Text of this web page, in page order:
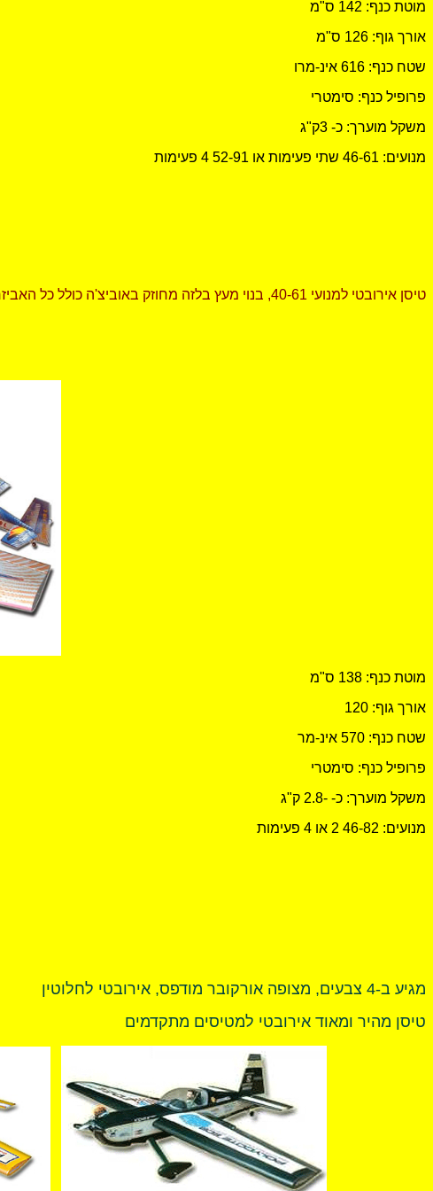
מוטת כנף: 142 ס"מ
אורך גוף: 126 ס"מ
שטח כנף: 616 אינ-מרו
פרופיל כנף: סימטרי
משקל מוערך: כ- 3ק"ג
מנועים: 46-61 שתי פעימות או 52-91 4 פעימות
טיסן אירובטי למנועי 40-61, בנוי מעץ בלזה מחוזק באוביצ'ה כולל כל האביזרים
מוטת כנף: 138 ס"מ
אורך גוף: 120
שטח כנף: 570 אינ-מר
פרופיל כנף: סימטרי
משקל מוערך: כ- -2.8 ק"ג
מנועים: 46-82 2 או 4 פעימות
מגיע ב-4 צבעים, מצופה אורקובר מודפס, אירובטי לחלוטין
טיסן מהיר ומאוד אירובטי למטיסים מתקדמים